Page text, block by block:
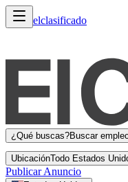
elclasificado
¿Qué buscas?Buscar
UbicaciónTodo Estados
Publicar Anuncio